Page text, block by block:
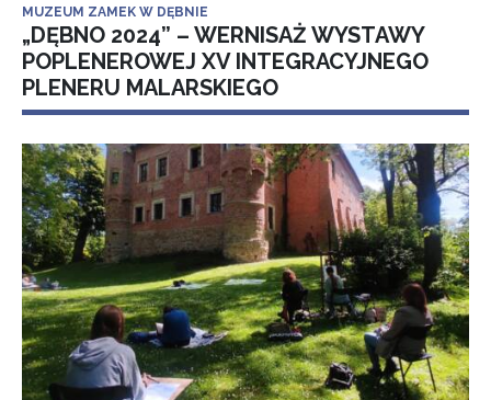
MUZEUM ZAMEK W DĘBNIE
„DĘBNO 2024” – WERNISAŻ WYSTAWY
POPLENEROWEJ XV INTEGRACYJNEGO
PLENERU MALARSKIEGO